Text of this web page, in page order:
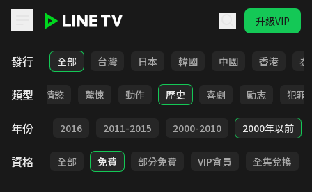
升級VIP
LINE TV - 電影
發行 全部 台灣 日本 韓國 中國 香港 泰
類型
愛情 情慾 驚悚 動作 歷史 喜劇 勵志 犯罪
年份
2017 2016 2011-2015 2000-2010 2000年以前
資格 全部 免費 部分免費 VIP會員 全集兌換